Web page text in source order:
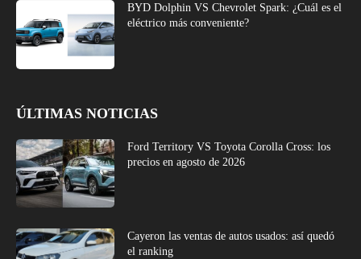
BYD Dolphin VS Chevrolet Spark: ¿Cuál es el
eléctrico más conveniente?
ÚLTIMAS NOTICIAS
Ford Territory VS Toyota Corolla Cross: los
precios en agosto de 2026
Cayeron las ventas de autos usados: así quedó
el ranking